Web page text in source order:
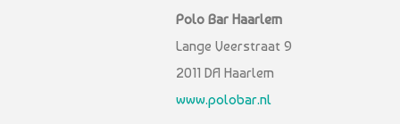
Polo Bar Haarlem
Lange Veerstraat 9
2011 DA Haarlem
www.polobar.nl